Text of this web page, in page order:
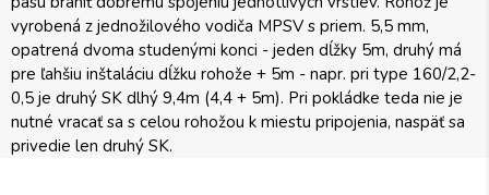
vyrobená z jednožilového vodiča MPSV s priem. 5,5 mm,
opatrená dvoma studenými konci - jeden dĺžky 5m, druhý má
pre ľahšiu inštaláciu dĺžku rohože + 5m - napr. pri type 160/2,2-
0,5 je druhý SK dlhý 9,4m (4,4 + 5m). Pri pokládke teda nie je
nutné vracať sa s celou rohožou k miestu pripojenia, naspäť sa
privedie len druhý SK.